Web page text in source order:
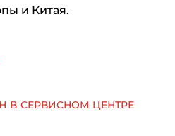
и Китая.
в сервисном центре